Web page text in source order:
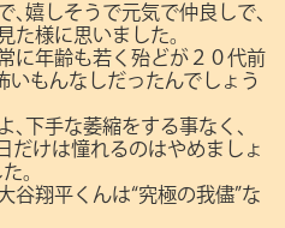
､嬉しそうで元気で仲良しで､
た様に思いました。
に年齢も若く殆どが２０代前
いもんなしだったんでしょう
､下手な萎縮をする事なく､
だけは憧れるのはやめましょ
。
谷翔平くんは“究極の我儘”な